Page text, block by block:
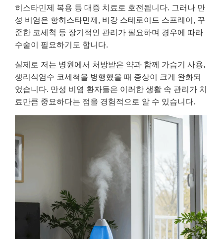
히스타민제 복용 등 대증 치료로 호전됩니다. 그러나 만
성 비염은 항히스타민제, 비강 스테로이드 스프레이, 꾸
준한 코세척 등 장기적인 관리가 필요하며 경우에 따라
수술이 필요하기도 합니다.
실제로 저는 병원에서 처방받은 약과 함께 가습기 사용,
생리식염수 코세척을 병행했을 때 증상이 크게 완화되
었습니다. 만성 비염 환자들은 이러한 생활 속 관리가 치
료만큼 중요하다는 점을 경험적으로 알 수 있습니다.